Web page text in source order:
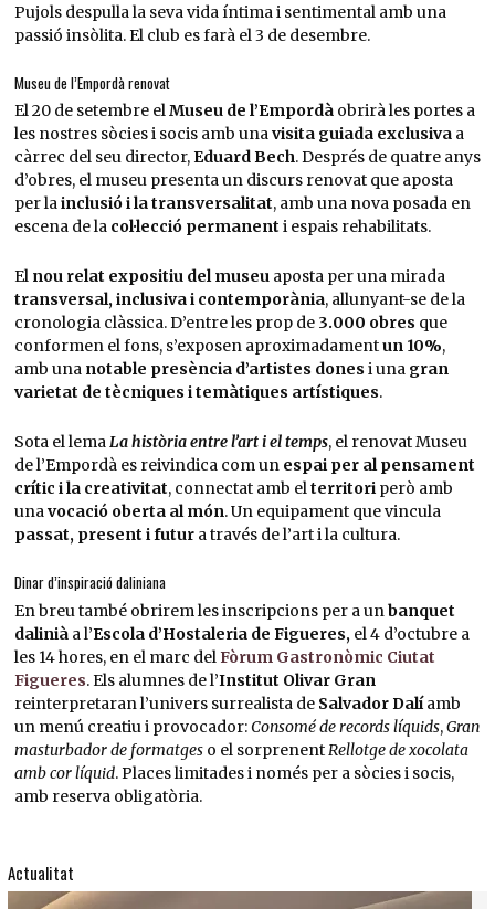
Pujols despulla la seva vida íntima i sentimental amb una
passió insòlita. El club es farà el 3 de desembre.
Museu de l’Empordà renovat
El 20 de setembre elMuseu de l’Empordàobrirà les portes a
les nostres sòcies i socis amb unavisita guiada exclusivaa
càrrec del seu director, Eduard Bech. Després de quatre anys
d’obres, el museu presenta un discurs renovat que aposta
per lainclusió i la transversalitat, amb una nova posada en
escena de la col·lecció permanent i espais rehabilitats.
El nou relat expositiu del museuaposta per una mirada
transversal, inclusiva i contemporània, allunyant-se de la
cronologia clàssica. D’entre les prop de 3.000 obres que
conformen el fons, s’exposen aproximadamentun 10%,
amb una notable presència d’artistes dones i una gran
varietat de tècniques i temàtiques artístiques.
Sota el lemaLa història entre l’art i el temps, el renovat Museu
de l’Empordà es reivindica com un espai per al pensament
crític i la creativitat, connectat amb elterritoriperò amb
unavocació oberta al món. Un equipament que vincula
passat, present i futura través de l’art i la cultura.
Dinar d’inspiració daliniana
En breu també obrirem les inscripcions per a unbanquet
daliniàa l’Escola d’Hostaleria de Figueres, el 4 d’octubre a
les 14 hores, en el marc delFòrum Gastronòmic Ciutat
Figueres. Els alumnes de l’Institut Olivar Gran
reinterpretaran l’univers surrealista de Salvador Dalíamb
un menú creatiu i provocador:Consomé de records líquids,Gran
masturbador de formatgeso el sorprenentRellotge de xocolata
amb cor líquid. Places limitades i només per a sòcies i socis,
amb reserva obligatòria.
Actualitat